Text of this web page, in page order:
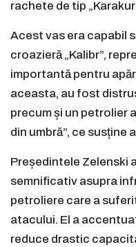
rachete de tip
Acest vas era capabil
croazieră „Kalibr”,
importantă pentru
aceasta, au fost
precum și un petrolier
din umbră”, ce susține
Președintele Zelenski
semnificativ asupra
petroliere care a
atacului. El a
reduce drastic